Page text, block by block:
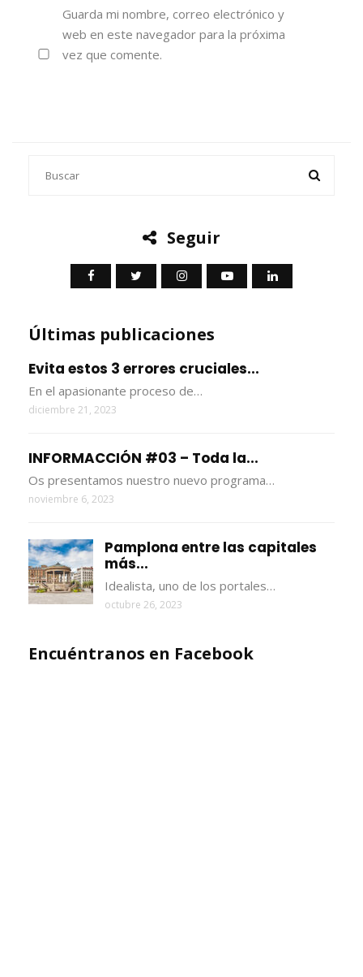
Guarda mi nombre, correo electrónico y
web en este navegador para la próxima
vez que comente.
Seguir
Últimas publicaciones
Evita estos 3 errores cruciales...
En el apasionante proceso de…
diciembre 21, 2023
INFORMACCIÓN #03 – Toda la...
Os presentamos nuestro nuevo programa…
noviembre 6, 2023
Pamplona entre las capitales
más...
Idealista, uno de los portales…
octubre 26, 2023
Encuéntranos en Facebook